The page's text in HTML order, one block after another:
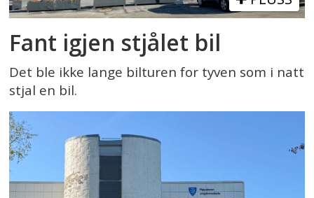
Fant igjen stjålet bil
Det ble ikke lange bilturen for tyven som i natt
stjal en bil.